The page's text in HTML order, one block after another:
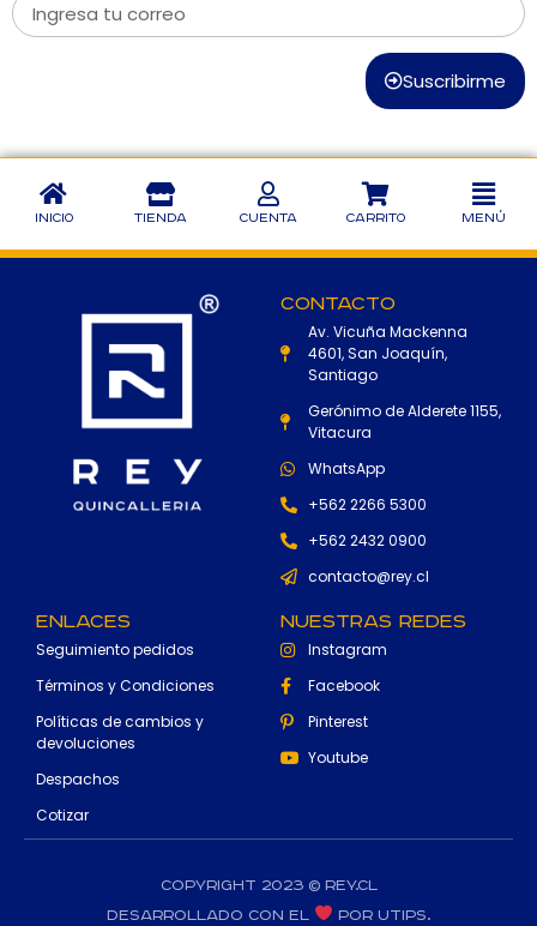
Suscribirme
Inicio Tienda Cuenta Carrito Menú
Contacto
Av. Vicuña Mackenna
4601, San Joaquín,
Santiago
Gerónimo de Alderete 1155,
Vitacura
WhatsApp
+562 2266 5300
+562 2432 0900
contacto@rey.cl
Enlaces
Seguimiento pedidos
Términos y Condiciones
Políticas de cambios y
devoluciones
Despachos
Cotizar
Nuestras Redes
Instagram
Facebook
Pinterest
Youtube
Copyright 2023 © rey.cl
Desarrollado con el
por Utips.